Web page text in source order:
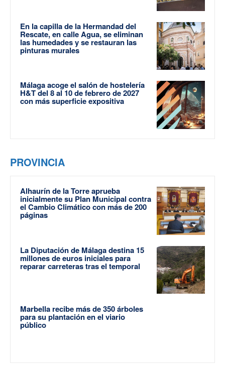
En la capilla de la Hermandad del
Rescate, en calle Agua, se eliminan
las humedades y se restauran las
pinturas murales
Málaga acoge el salón de hostelería
H&T del 8 al 10 de febrero de 2027
con más superficie expositiva
PROVINCIA
Alhaurín de la Torre aprueba
inicialmente su Plan Municipal contra
el Cambio Climático con más de 200
páginas
La Diputación de Málaga destina 15
millones de euros iniciales para
reparar carreteras tras el temporal
Marbella recibe más de 350 árboles
para su plantación en el viario
público